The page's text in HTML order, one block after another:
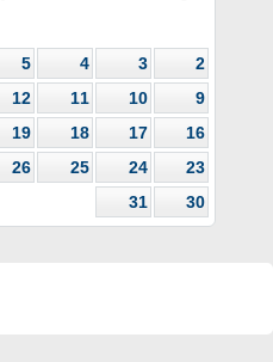
2
3
4
5
9
10
11
12
16
17
18
19
23
24
25
26
30
31